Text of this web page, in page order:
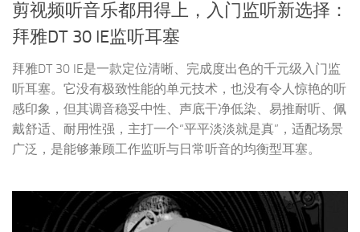
2026年8月2日